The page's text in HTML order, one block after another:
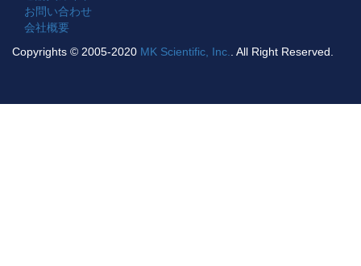
お問い合わせ
会社概要
Copyrights © 2005-2020 MK Scientific, Inc. . All Right Reserved.